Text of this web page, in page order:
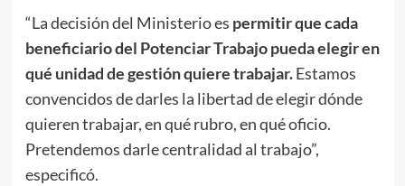
“La decisión del Ministerio es permitir que cada
beneficiario del Potenciar Trabajo pueda elegir en
qué unidad de gestión quiere trabajar.Estamos
convencidos de darles la libertad de elegir dónde
quieren trabajar, en qué rubro, en qué oficio.
Pretendemos darle centralidad al trabajo”,
especificó.